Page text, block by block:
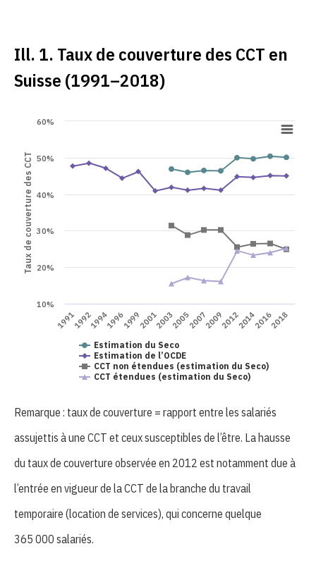
Ill. 1. Taux de couverture des CCT en
Suisse (1991–2018)
Taux de couverture des CCT
Estimation du Seco
Estimation de l’OCDE
CCT non étendues (estimation du Seco)
CCT étendues (estimation du Seco)
19911992199419961999200120032005200720092012201420162018
10%
20%
30%
40%
50%
60%
Remarque : taux de couverture = rapport entre les salariés
assujettis à une CCT et ceux susceptibles de l’être. La hausse
du taux de couverture observée en 2012 est notamment due à
l’entrée en vigueur de la CCT de la branche du travail
temporaire (location de services), qui concerne quelque
365 000 salariés.